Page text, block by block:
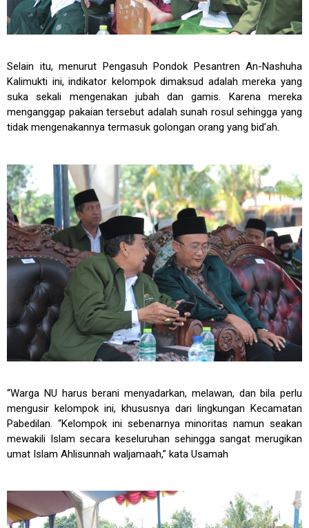
Selain itu, menurut Pengasuh Pondok Pesantren An-Nashuha
Kalimukti ini, indikator kelompok dimaksud adalah mereka yang
suka sekali mengenakan jubah dan gamis. Karena mereka
menganggap pakaian tersebut adalah sunah rosul sehingga yang
tidak mengenakannya termasuk golongan orang yang bid’ah.
“Warga NU harus berani menyadarkan, melawan, dan bila perlu
mengusir kelompok ini, khususnya dari lingkungan Kecamatan
Pabedilan. “Kelompok ini sebenarnya minoritas namun seakan
mewakili Islam secara keseluruhan sehingga sangat merugikan
umat Islam Ahlisunnah waljamaah,” kata Usamah